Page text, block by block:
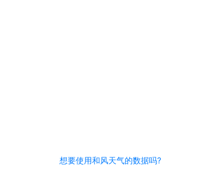
想要使用和风天气的数据吗?